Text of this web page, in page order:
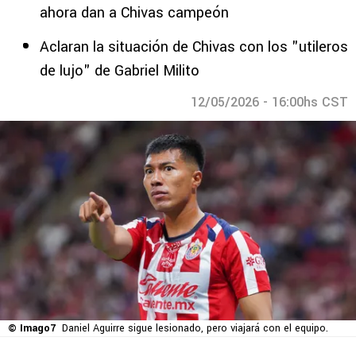
ahora dan a Chivas campeón
Aclaran la situación de Chivas con los "utileros
de lujo" de Gabriel Milito
12/05/2026 - 16:00hs CST
© Imago7 Daniel Aguirre sigue lesionado, pero viajará con el equipo.